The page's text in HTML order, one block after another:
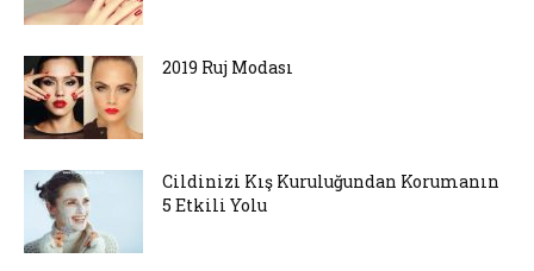
2019 Ruj Modası
Cildinizi Kış Kuruluğundan Korumanın
5 Etkili Yolu